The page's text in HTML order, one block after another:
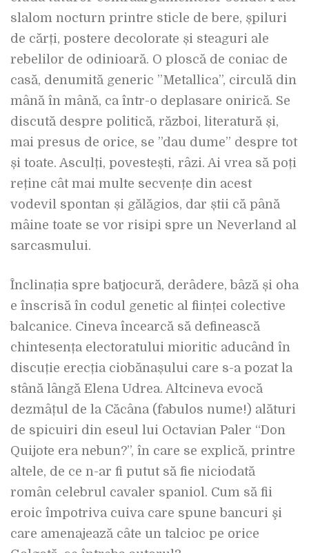
slalom nocturn printre sticle de bere, șpiluri
de cărți, postere decolorate și steaguri ale
rebelilor de odinioară. O ploscă de coniac de
casă, denumită generic ”Metallica”, circulă din
mână în mână, ca într-o deplasare onirică. Se
discută despre politică, război, literatură și,
mai presus de orice, se ”dau dume” despre tot
și toate. Asculți, povestești, râzi. Ai vrea să poți
reține cât mai multe secvențe din acest
vodevil spontan și gălăgios, dar știi că până
mâine toate se vor risipi spre un Neverland al
sarcasmului.
Înclinația spre batjocură, derâdere, bâză și oha
e înscrisă în codul genetic al ființei colective
balcanice. Cineva încearcă să definească
chintesența electoratului mioritic aducând în
discuție erecția ciobănașului care s-a pozat la
stână lângă Elena Udrea. Altcineva evocă
dezmâțul de la Căcâna (fabulos nume!) alături
de spicuiri din eseul lui Octavian Paler “Don
Quijote era nebun?”, în care se explică, printre
altele, de ce n-ar fi putut să fie niciodată
român celebrul cavaler spaniol. Cum să fii
eroic împotriva cuiva care spune bancuri şi
care amenajează câte un talcioc pe orice